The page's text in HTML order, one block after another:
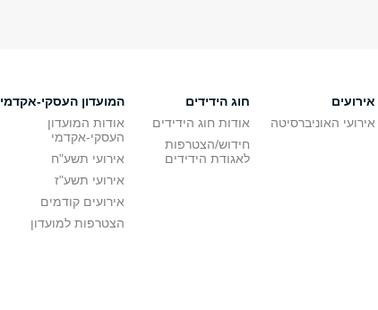
אירועים
אירועי האוניברסיטה
חוג הידידים
אודות חוג הידידים
חידוש/הצטרפות
לאגודת הידידים
המועדון העסקי-אקדמי
אודות המועדון
העסקי-אקדמי
אירועי תשע"ח
אירועי תשע"ז
אירועים קודמים
הצטרפות למועדון